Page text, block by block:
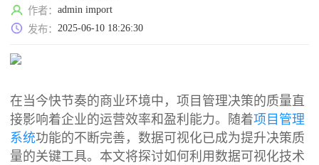
作者：admin import
发布：2025-06-10 18:26:30
在当今快节奏的商业环境中，项目管理决策的质量直
接影响着企业的运营效率和盈利能力。随着项目管理
系统功能的不断完善，数据可视化已成为提升决策质
量的关键工具。本文将探讨如何利用数据可视化技术